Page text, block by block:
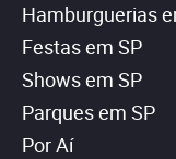
Hamburguerias
Festas em SP
Shows em SP
Parques em SP
Por Aí